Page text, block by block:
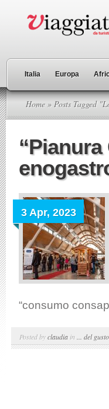
Italia Europa
Home » Posts Tagged
“Pianura
3 Apr, 2023
“consumo
Posted byclaudia in ... del gusto